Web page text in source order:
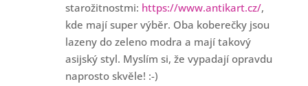
starožitnostmi: https://www.antikart.cz/,
kde mají super výběr. Oba koberečky jsou
lazeny do zeleno modra a mají takový
asijský styl. Myslím si, že vypadají opravdu
naprosto skvěle! :-)